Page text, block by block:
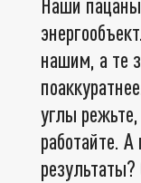
нашим, а те
углы
работайте.